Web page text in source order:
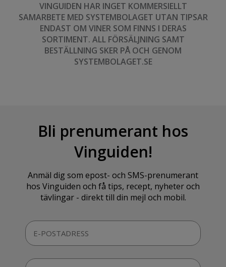
VINGUIDEN HAR INGET KOMMERSIELLT
SAMARBETE MED SYSTEMBOLAGET UTAN TIPSAR
ENDAST OM VINER SOM FINNS I DERAS
SORTIMENT. ALL FÖRSÄLJNING SAMT
BESTÄLLNING SKER PÅ OCH GENOM
SYSTEMBOLAGET.SE
Bli prenumerant hos
Vinguiden!
Anmäl dig som epost- och SMS-prenumerant
hos Vinguiden och få tips, recept, nyheter och
tävlingar - direkt till din mejl och mobil.